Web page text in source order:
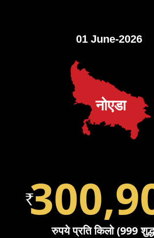
01 June-2026
रुपये प्रति किलो (999
नोएडा